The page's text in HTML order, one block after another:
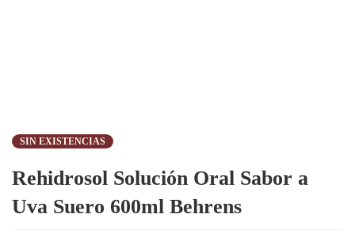
SIN EXISTENCIAS
Rehidrosol Solución Oral Sabor a
Uva Suero 600ml Behrens